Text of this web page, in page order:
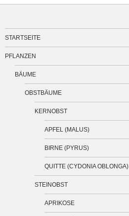
STARTSEITE
PFLANZEN
BÄUME
OBSTBÄUME
KERNOBST
APFEL (MALUS)
BIRNE (PYRUS)
QUITTE (CYDONIA OBLONGA)
STEINOBST
APRIKOSE